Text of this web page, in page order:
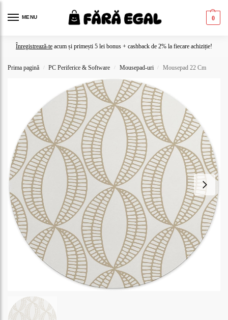
MENU 0
Înregistrează-te acum și primești 5 lei bonus + cashback de 2% la fiecare achiziție!
Prima pagină / PC Periferice & Software / Mousepad-uri / Mousepad 22 Cm